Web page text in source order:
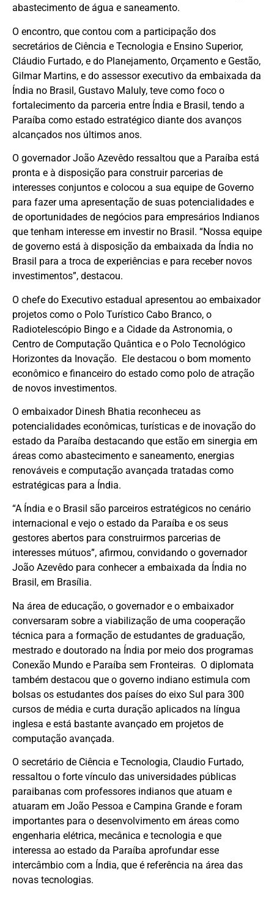
abastecimento de água e saneamento.
O encontro, que contou com a participação dos
secretários de Ciência e Tecnologia e Ensino Superior,
Cláudio Furtado, e do Planejamento, Orçamento e Gestão,
Gilmar Martins, e do assessor executivo da embaixada da
Índia no Brasil, Gustavo Maluly, teve como foco o
fortalecimento da parceria entre Índia e Brasil, tendo a
Paraíba como estado estratégico diante dos avanços
alcançados nos últimos anos.
O governador João Azevêdo ressaltou que a Paraíba está
pronta e à disposição para construir parcerias de
interesses conjuntos e colocou a sua equipe de Governo
para fazer uma apresentação de suas potencialidades e
de oportunidades de negócios para empresários Indianos
que tenham interesse em investir no Brasil. “Nossa equipe
de governo está à disposição da embaixada da Índia no
Brasil para a troca de experiências e para receber novos
investimentos”, destacou.
O chefe do Executivo estadual apresentou ao embaixador
projetos como o Polo Turístico Cabo Branco, o
Radiotelescópio Bingo e a Cidade da Astronomia, o
Centro de Computação Quântica e o Polo Tecnológico
Horizontes da Inovação. Ele destacou o bom momento
econômico e financeiro do estado como polo de atração
de novos investimentos.
O embaixador Dinesh Bhatia reconheceu as
potencialidades econômicas, turísticas e de inovação do
estado da Paraíba destacando que estão em sinergia em
áreas como abastecimento e saneamento, energias
renováveis e computação avançada tratadas como
estratégicas para a Índia.
“A Índia e o Brasil são parceiros estratégicos no cenário
internacional e vejo o estado da Paraíba e os seus
gestores abertos para construirmos parcerias de
interesses mútuos”, afirmou, convidando o governador
João Azevêdo para conhecer a embaixada da Índia no
Brasil, em Brasília.
Na área de educação, o governador e o embaixador
conversaram sobre a viabilização de uma cooperação
técnica para a formação de estudantes de graduação,
mestrado e doutorado na Índia por meio dos programas
Conexão Mundo e Paraíba sem Fronteiras. O diplomata
também destacou que o governo indiano estimula com
bolsas os estudantes dos países do eixo Sul para 300
cursos de média e curta duração aplicados na língua
inglesa e está bastante avançado em projetos de
computação avançada.
O secretário de Ciência e Tecnologia, Claudio Furtado,
ressaltou o forte vínculo das universidades públicas
paraibanas com professores indianos que atuam e
atuaram em João Pessoa e Campina Grande e foram
importantes para o desenvolvimento em áreas como
engenharia elétrica, mecânica e tecnologia e que
interessa ao estado da Paraíba aprofundar esse
intercâmbio com a Índia, que é referência na área das
novas tecnologias.